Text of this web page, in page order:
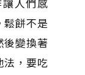
鬆餅不是
後變換著
法，要吃